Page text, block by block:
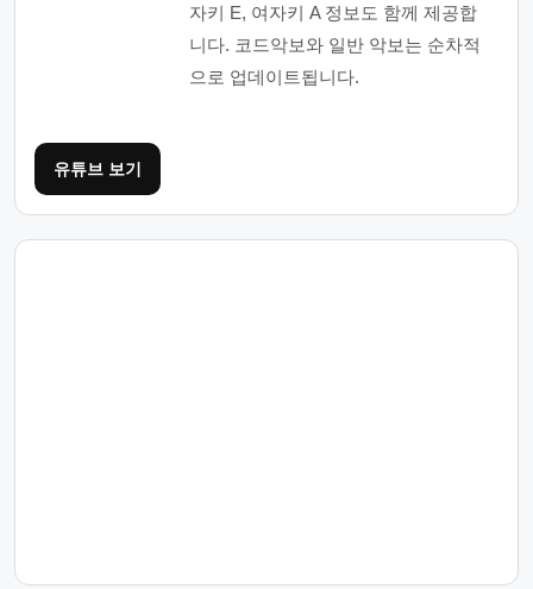
자키 E, 여자키 A 정보도 함께 제공합
니다. 코드악보와 일반 악보는 순차적
으로 업데이트됩니다.
유튜브 보기